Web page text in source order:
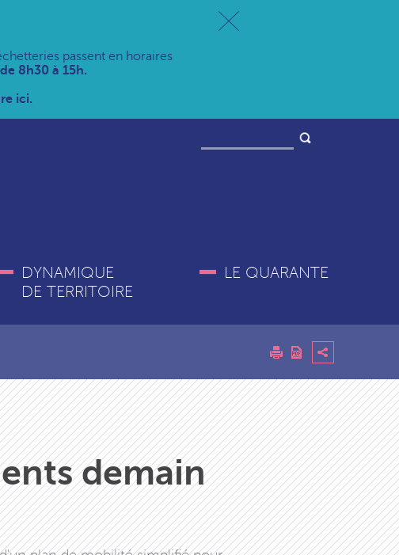
passent en horaires
8h30 à 15h.
ici.
DYNAMIQUE
DE TERRITOIRE
LE QUARANTE
demain